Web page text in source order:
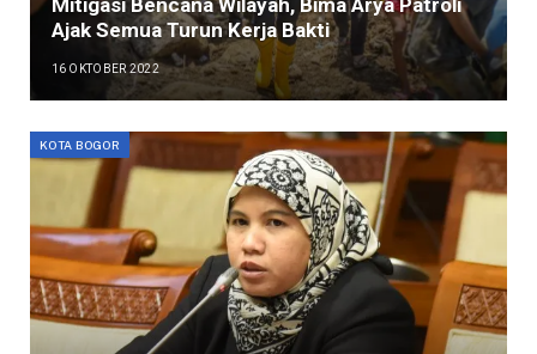
Mitigasi Bencana Wilayah, Bima Arya Patroli
Ajak Semua Turun Kerja Bakti
16 OKTOBER 2022
KOTA BOGOR